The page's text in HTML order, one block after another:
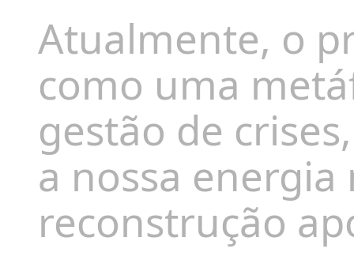
Atualmente, o
como uma
gestão de
a nossa
reconstrução